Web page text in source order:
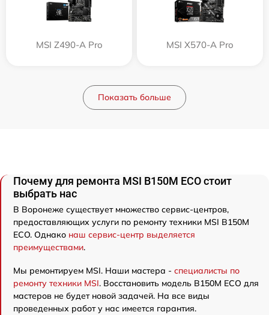
MSI Z490-A Pro MSI X570-A Pro
Показать больше
Почему для ремонта MSI B150M ECO стоит
выбрать нас
В Воронеже существует множество сервис-центров,
предоставляющих услуги по ремонту техники MSI B150M
ECO. Однако наш сервис-центр выделяется
преимуществами.
Мы ремонтируем MSI. Наши мастера - специалисты по
ремонту техники MSI. Восстановить модель B150M ECO для
мастеров не будет новой задачей. На все виды
проведенных работ у нас имеется гарантия.